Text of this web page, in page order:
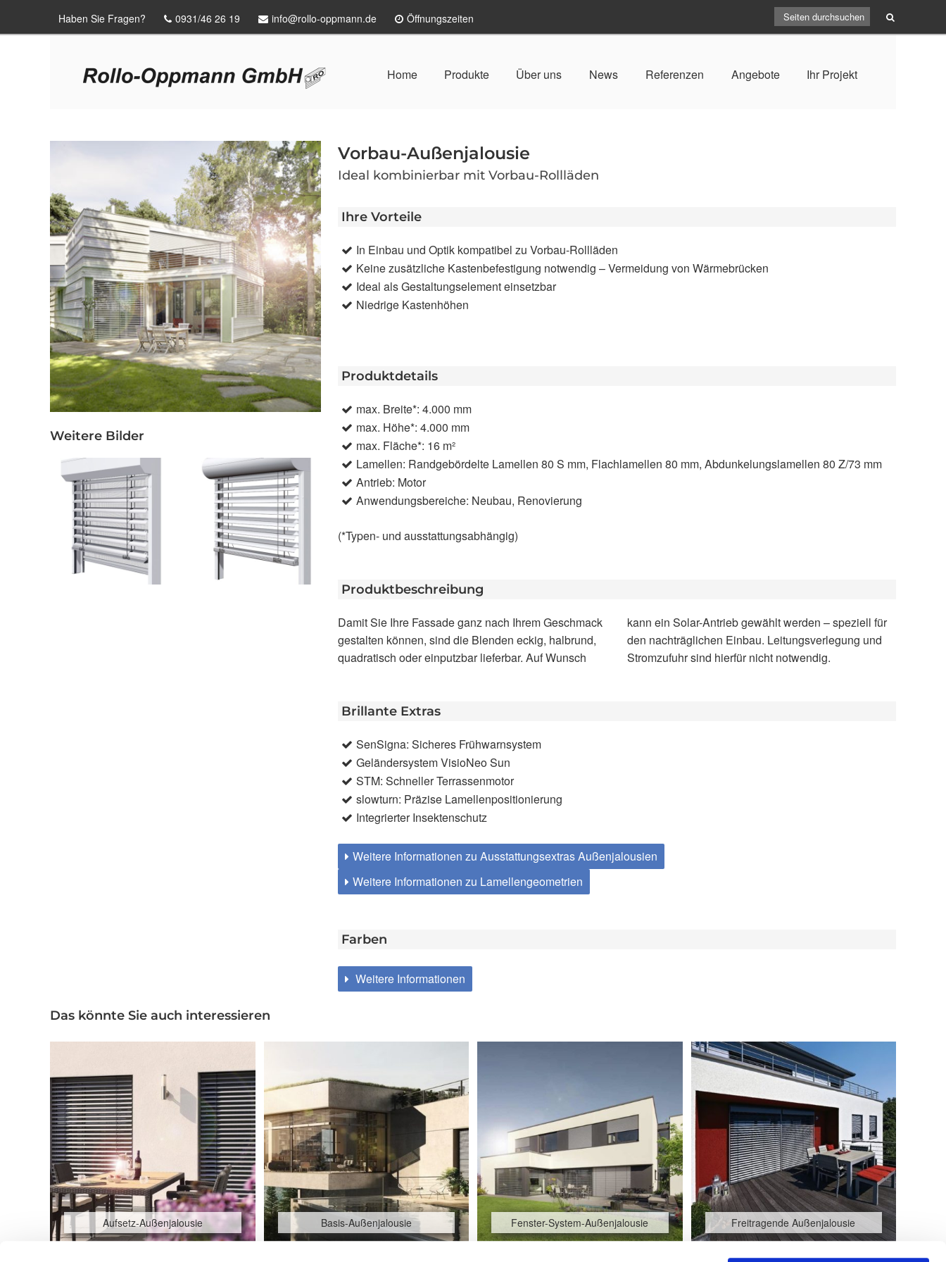
Haben Sie Fragen? 0931/46 26 19 info@rollo-oppmann.de Öffnungszeiten
Home Produkte Über uns News Referenzen Angebote Ihr Projekt
Vorbau-Außenjalousie
Ideal kombinierbar mit Vorbau-Rollläden
Ihre Vorteile
In Einbau und Optik kompatibel zu Vorbau-Rollläden
Keine zusätzliche Kastenbefestigung notwendig – Vermeidung von Wärmebrücken
Ideal als Gestaltungselement einsetzbar
Niedrige Kastenhöhen
Produktdetails
max. Breite*: 4.000 mm
max. Höhe*: 4.000 mm
max. Fläche*: 16 m²
Lamellen: Randgebördelte Lamellen 80 S mm, Flachlamellen 80 mm, Abdunkelungslamellen 80 Z/73 mm
Antrieb: Motor
Anwendungsbereiche: Neubau, Renovierung
(*Typen- und ausstattungsabhängig)
Produktbeschreibung
Damit Sie Ihre Fassade ganz nach Ihrem Geschmack
gestalten können, sind die Blenden eckig, halbrund,
quadratisch oder einputzbar lieferbar. Auf Wunsch
kann ein Solar-Antrieb gewählt werden – speziell für
den nachträglichen Einbau. Leitungsverlegung und
Stromzufuhr sind hierfür nicht notwendig.
Brillante Extras
SenSigna: Sicheres Frühwarnsystem
Geländersystem VisioNeo Sun
STM: Schneller Terrassenmotor
slowturn: Präzise Lamellenpositionierung
Integrierter Insektenschutz
Weitere Informationen zu Ausstattungsextras Außenjalousien
Weitere Informationen zu Lamellengeometrien
Farben
Weitere Informationen
Weitere Bilder
Das könnte Sie auch interessieren
Aufsetz-Außenjalousie Basis-Außenjalousie Fenster-System-Außenjalousie Freitragende Außenjalousie